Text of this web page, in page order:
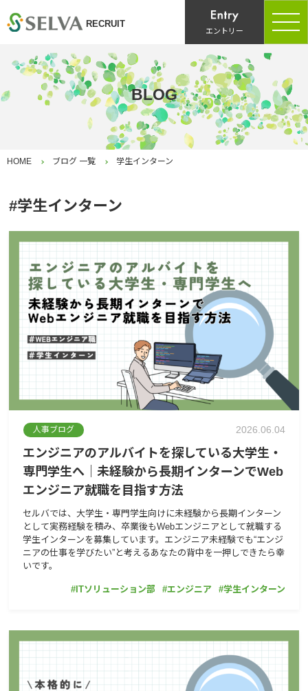
RECRUIT
エントリー
BLOG
HOME ブログ 一覧 学生インターン
学生インターン
人事ブログ 2026.06.04
エンジニアのアルバイトを探している大学生・
専門学生へ｜未経験から長期インターンでWeb
エンジニア就職を目指す方法
セルバでは、大学生・専門学生向けに未経験から長期インターン
として実務経験を積み、卒業後もWebエンジニアとして就職する
学生インターンを募集しています。エンジニア未経験でも“エンジ
ニアの仕事を学びたい”と考えるあなたの背中を一押しできたら幸
いです。
ITソリューション部 エンジニア 学生インターン